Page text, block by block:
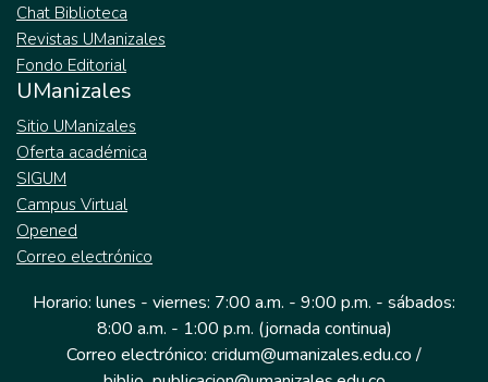
Chat Biblioteca
Revistas UManizales
Fondo Editorial
UManizales
Sitio UManizales
Oferta académica
SIGUM
Campus Virtual
Opened
Correo electrónico
Horario: lunes - viernes: 7:00 a.m. - 9:00 p.m. - sábados:
8:00 a.m. - 1:00 p.m. (jornada continua)
Correo electrónico: cridum@umanizales.edu.co /